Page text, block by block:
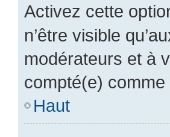
Activez cette
n’être visible
modérateurs et à
compté(e)
Haut